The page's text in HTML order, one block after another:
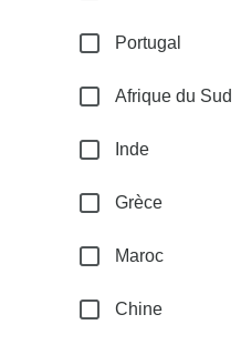
Portugal
Afrique du Sud
Inde
Grèce
Maroc
Chine